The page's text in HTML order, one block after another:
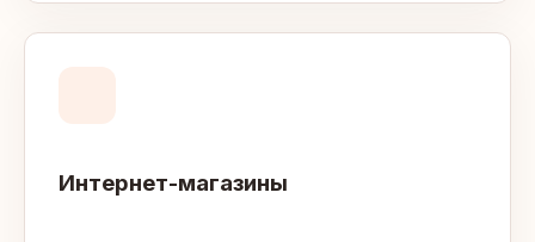
Интернет-магазины